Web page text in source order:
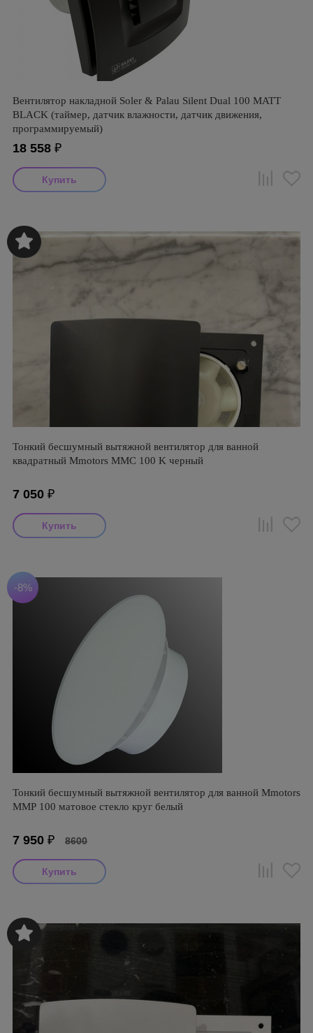
Вентилятор накладной Soler & Palau Silent Dual 100 MATT
BLACK (таймер, датчик влажности, датчик движения,
программируемый)
18 558 ₽
Тонкий бесшумный вытяжной вентилятор для ванной
квадратный Mmotors ММC 100 K черный
7 050 ₽
-8%
Тонкий бесшумный вытяжной вентилятор для ванной Mmotors
ММР 100 матовое стекло круг белый
7 950 ₽ 8600